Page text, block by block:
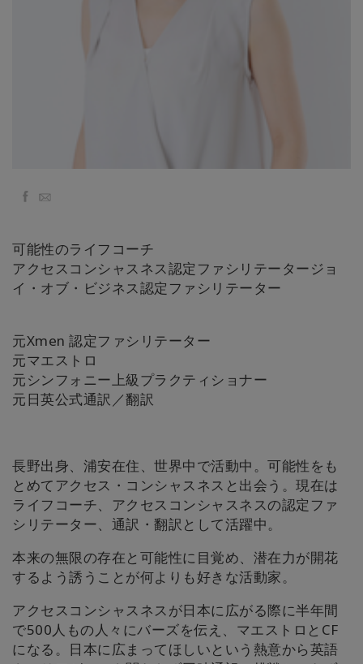
ПОИСК
Facebook
Email
可能性のライフコーチ
アクセスコンシャスネス認定ファシリテータージョ
イ・オブ・ビジネス認定ファシリテーター
元Xmen 認定ファシリテーター
元マエストロ
元シンフォニー上級プラクティショナー
元日英公式通訳／翻訳
長野出身、浦安在住、世界中で活動中。可能性をも
とめてアクセス・コンシャスネスと出会う。現在は
ライフコーチ、アクセスコンシャスネスの認定ファ
シリテーター、通訳・翻訳として活躍中。
本来の無限の存在と可能性に目覚め、潜在力が開花
するよう誘うことが何よりも好きな活動家。
アクセスコンシャスネスが日本に広がる際に半年間
で500人もの人々にバーズを伝え、マエストロとCF
になる。日本に広まってほしいという熱意から英語